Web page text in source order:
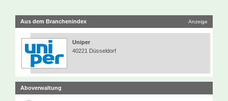
Aus dem Branchenindex Anzeige
Uniper
40221 Düsseldorf
Aboverwaltung